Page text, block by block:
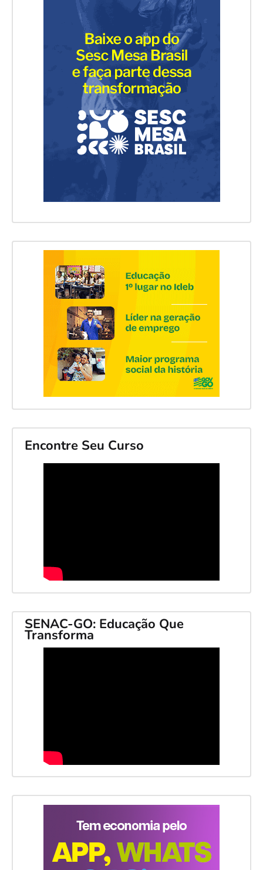
Encontre Seu Curso
SENAC-GO: Educação Que
Transforma